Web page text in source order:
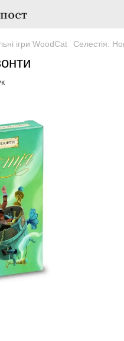
ігри WoodCat Селестія: